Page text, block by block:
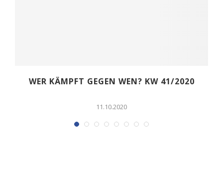
WER KÄMPFT GEGEN WEN? KW 41/2020
11.10.2020